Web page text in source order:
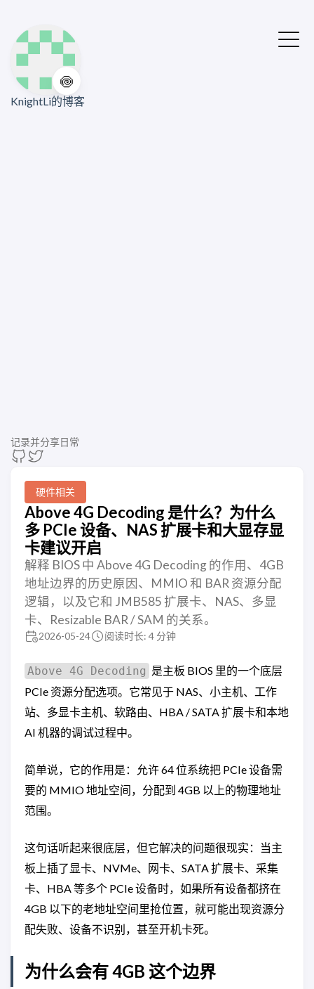
🍥
KnightLi的博客
记录并分享日常
硬件相关
Above 4G Decoding 是什么？为什么
多 PCIe 设备、NAS 扩展卡和大显存显
卡建议开启
解释 BIOS 中 Above 4G Decoding 的作用、4GB
地址边界的历史原因、MMIO 和 BAR 资源分配
逻辑，以及它和 JMB585 扩展卡、NAS、多显
卡、Resizable BAR / SAM 的关系。
2026-05-24 阅读时长: 4 分钟
Above 4G Decoding 是主板 BIOS 里的一个底层
PCIe 资源分配选项。它常见于 NAS、小主机、工作
站、多显卡主机、软路由、HBA / SATA 扩展卡和本地
AI 机器的调试过程中。
简单说，它的作用是：允许 64 位系统把 PCIe 设备需
要的 MMIO 地址空间，分配到 4GB 以上的物理地址
范围。
这句话听起来很底层，但它解决的问题很现实：当主
板上插了显卡、NVMe、网卡、SATA 扩展卡、采集
卡、HBA 等多个 PCIe 设备时，如果所有设备都挤在
4GB 以下的老地址空间里抢位置，就可能出现资源分
配失败、设备不识别，甚至开机卡死。
为什么会有 4GB 这个边界